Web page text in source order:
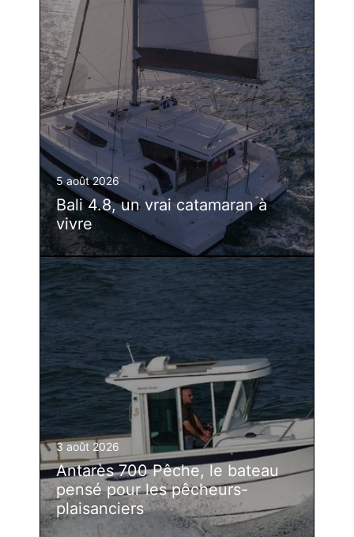
5 août 2026
Bali 4.8, un vrai catamaran à
vivre
3 août 2026
Antarès 700 Pêche, le bateau
pensé pour les pêcheurs-
plaisanciers